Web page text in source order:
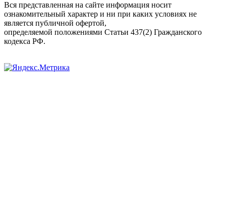
Вся представленная на сайте информация носит
ознакомительный характер и ни при каких условиях не
является публичной офертой,
определяемой положениями Статьи 437(2) Гражданского
кодекса РФ.